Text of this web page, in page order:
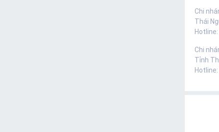
Chi
Thái
Hotline:
Chi
Tỉnh
Hotline: